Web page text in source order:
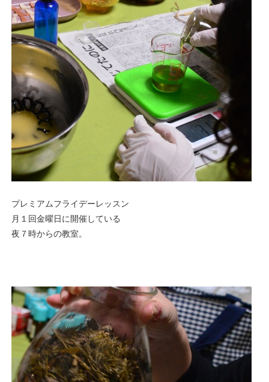
プレミアムフライデーレッスン
月１回金曜日に開催している
夜７時からの教室。